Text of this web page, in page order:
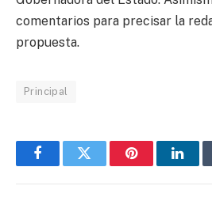
comentarios para precisar la
propuesta.
Principal
FacebookTwitter Pinterest